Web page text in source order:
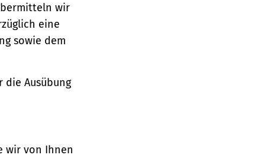
wir
eine
sowie dem
die Ausübung
wir von Ihnen